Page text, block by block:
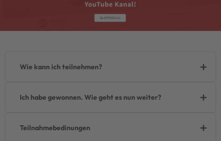
Wie kann ich teilnehmen?
Ich habe gewonnen. Wie geht es nun weiter?
Teilnahmebedinungen